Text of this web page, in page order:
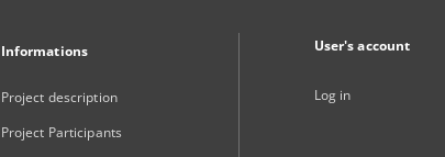
Informations
Project description
Project Participants
User's account
Log in